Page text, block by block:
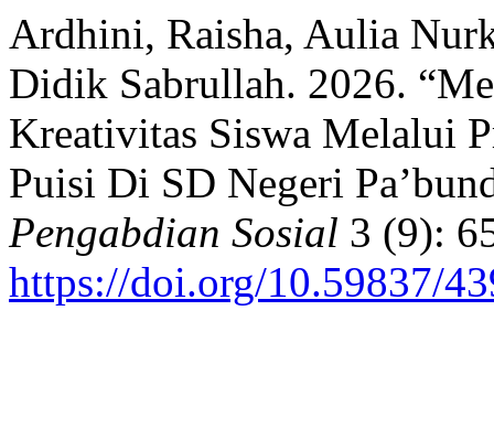
Ardhini, Raisha, Aulia
Didik Sabrullah. 2026.
Kreativitas Siswa Melalui
Puisi Di SD Negeri
Pengabdian Sosial 3 (9):
https://doi.org/10.59837/